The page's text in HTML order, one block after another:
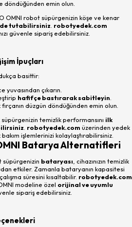
döndüğünden emin olun.
OMNI robot süpürgenizin köşe ve kenar
tutabilirsiniz robotyedek.com
güvenle sipariş edebilirsiniz.
İpuçları
basittir:
yuvasından çıkarın.
hafifçe bastırarak sabitleyin.
düzgün döndüğünden emin olun.
temizlik performansını ilk
robotyedek.com üzerinden yedek
işlemlerinizi kolaylaştırabilirsiniz.
Batarya Alternatifleri
süpürgenizin bataryası , cihazınızın temizlik
etkiler. Zamanla bataryanın kapasitesi
süresini kısaltabilir. robotyedek.com
modeline özel orijinal ve uyumlu
sipariş edebilirsiniz.